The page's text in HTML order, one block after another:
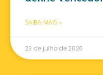
SAIBA MAIS »
23 de julho de 2026